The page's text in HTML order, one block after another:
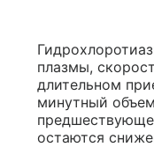
плазмы,
длительном
минутный
остаются